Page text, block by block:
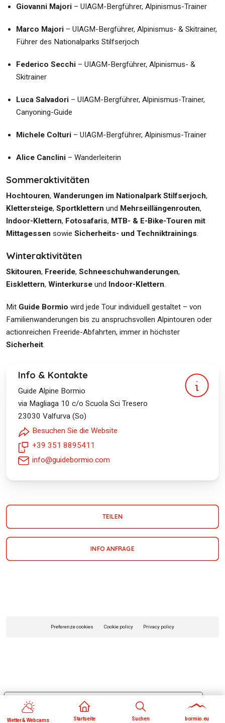
Wetter & Webcams Startseite Suchen bormio.eu
Giovanni Majori – UIAGM-Bergführer, Alpinismus-Trainer
Marco Majori – UIAGM-Bergführer, Alpinismus- & Skitrainer,
Führer des Nationalparks Stilfserjoch
Federico Secchi – UIAGM-Bergführer, Alpinismus- &
Skitrainer
Luca Salvadori – UIAGM-Bergführer, Alpinismus-Trainer,
Canyoning-Guide
Michele Colturi – UIAGM-Bergführer, Alpinismus-Trainer
Alice Canclini – Wanderleiterin
Sommeraktivitäten
Hochtouren, Wanderungen im Nationalpark Stilfserjoch,
Klettersteige, Sportklettern und Mehrseillängenrouten,
Indoor-Klettern, Fotosafaris, MTB- & E-Bike-Touren mit
Mittagessen sowie Sicherheits- und Techniktrainings.
Winteraktivitäten
Skitouren, Freeride, Schneeschuhwanderungen,
Eisklettern, Winterkurse und Indoor-Klettern.
Mit Guide Bormio wird jede Tour individuell gestaltet – von
Familienwanderungen bis zu anspruchsvollen Alpintouren oder
actionreichen Freeride-Abfahrten, immer in höchster
Sicherheit.
Info & Kontakte
Guide Alpine Bormio
via Magliaga 10 c/o Scuola Sci Tresero
23030 Valfurva (So)
Besuchen Sie die Website
+39 351 8895411
info@guidebormio.com
TEILEN
INFO ANFRAGE
Preferenze cookies Cookie policy Privacy policy
Informativa sulla raccolta
Le tue preferenze relative alla privacy